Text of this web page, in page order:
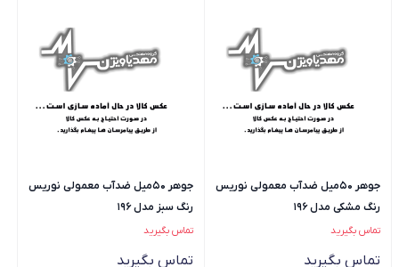
جوهر 50میل ضدآب معمولی نوریس
رنگ مشکی مدل 196
تماس بگیرید
تماس بگیرید
جوهر 50میل ضدآب معمولی نوریس
رنگ سبز مدل 196
تماس بگیرید
تماس بگیرید